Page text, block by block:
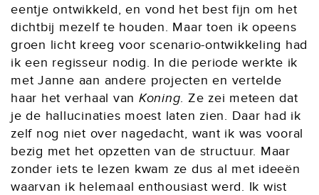
eentje ontwikkeld, en vond het best fijn om het
dichtbij mezelf te houden. Maar toen ik opeens
groen licht kreeg voor scenario-ontwikkeling had
ik een regisseur nodig. In die periode werkte ik
met Janne aan andere projecten en vertelde
haar het verhaal van Koning. Ze zei meteen dat
je de hallucinaties moest laten zien. Daar had ik
zelf nog niet over nagedacht, want ik was vooral
bezig met het opzetten van de structuur. Maar
zonder iets te lezen kwam ze dus al met ideeën
waarvan ik helemaal enthousiast werd. Ik wist